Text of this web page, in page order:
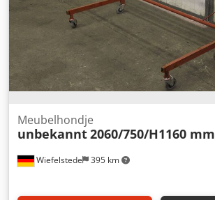
Wiefelstede 395 km
Meubelhondje
unbekannt2060/750/H1160 mm